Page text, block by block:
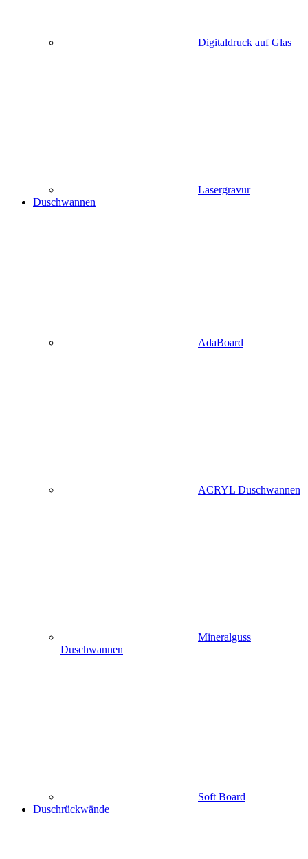
Digitaldruck auf Glas
Lasergravur
Duschwannen
AdaBoard
ACRYL Duschwannen
Mineralguss
Duschwannen
Soft Board
Duschrückwände